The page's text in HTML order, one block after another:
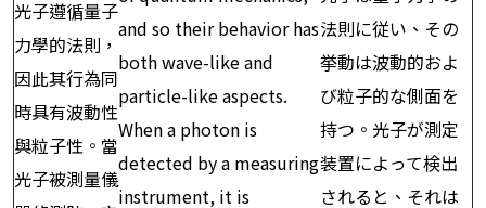
光子遵循量子
力學的法則，
因此其行為同
時具有波動性
與粒子性。當
光子被測量儀
and so their behavior has
both wave-like and
particle-like aspects.
When a photon is
detected by a measuring
instrument, it is
法則に従い、その
挙動は波動的およ
び粒子的な側面を
持つ。光子が測定
装置によって検出
されると、それは